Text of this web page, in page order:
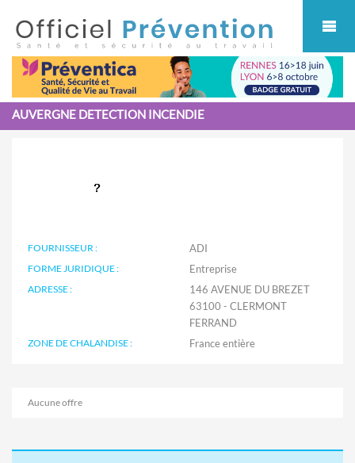
AUVERGNE DETECTION INCENDIE
FOURNISSEUR : ADI
FORME JURIDIQUE : Entreprise
ADRESSE :
146 AVENUE DU BREZET
63100 - CLERMONT
FERRAND
ZONE DE CHALANDISE :
Aucune offre